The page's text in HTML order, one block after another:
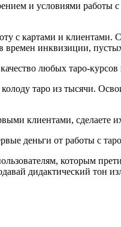
и условиями работы
с картами и клиентами.
времен инквизиции,
любых таро-
таро из тысячи.
клиентами, сделаете
деньги от работы с
которым
дидактический тон